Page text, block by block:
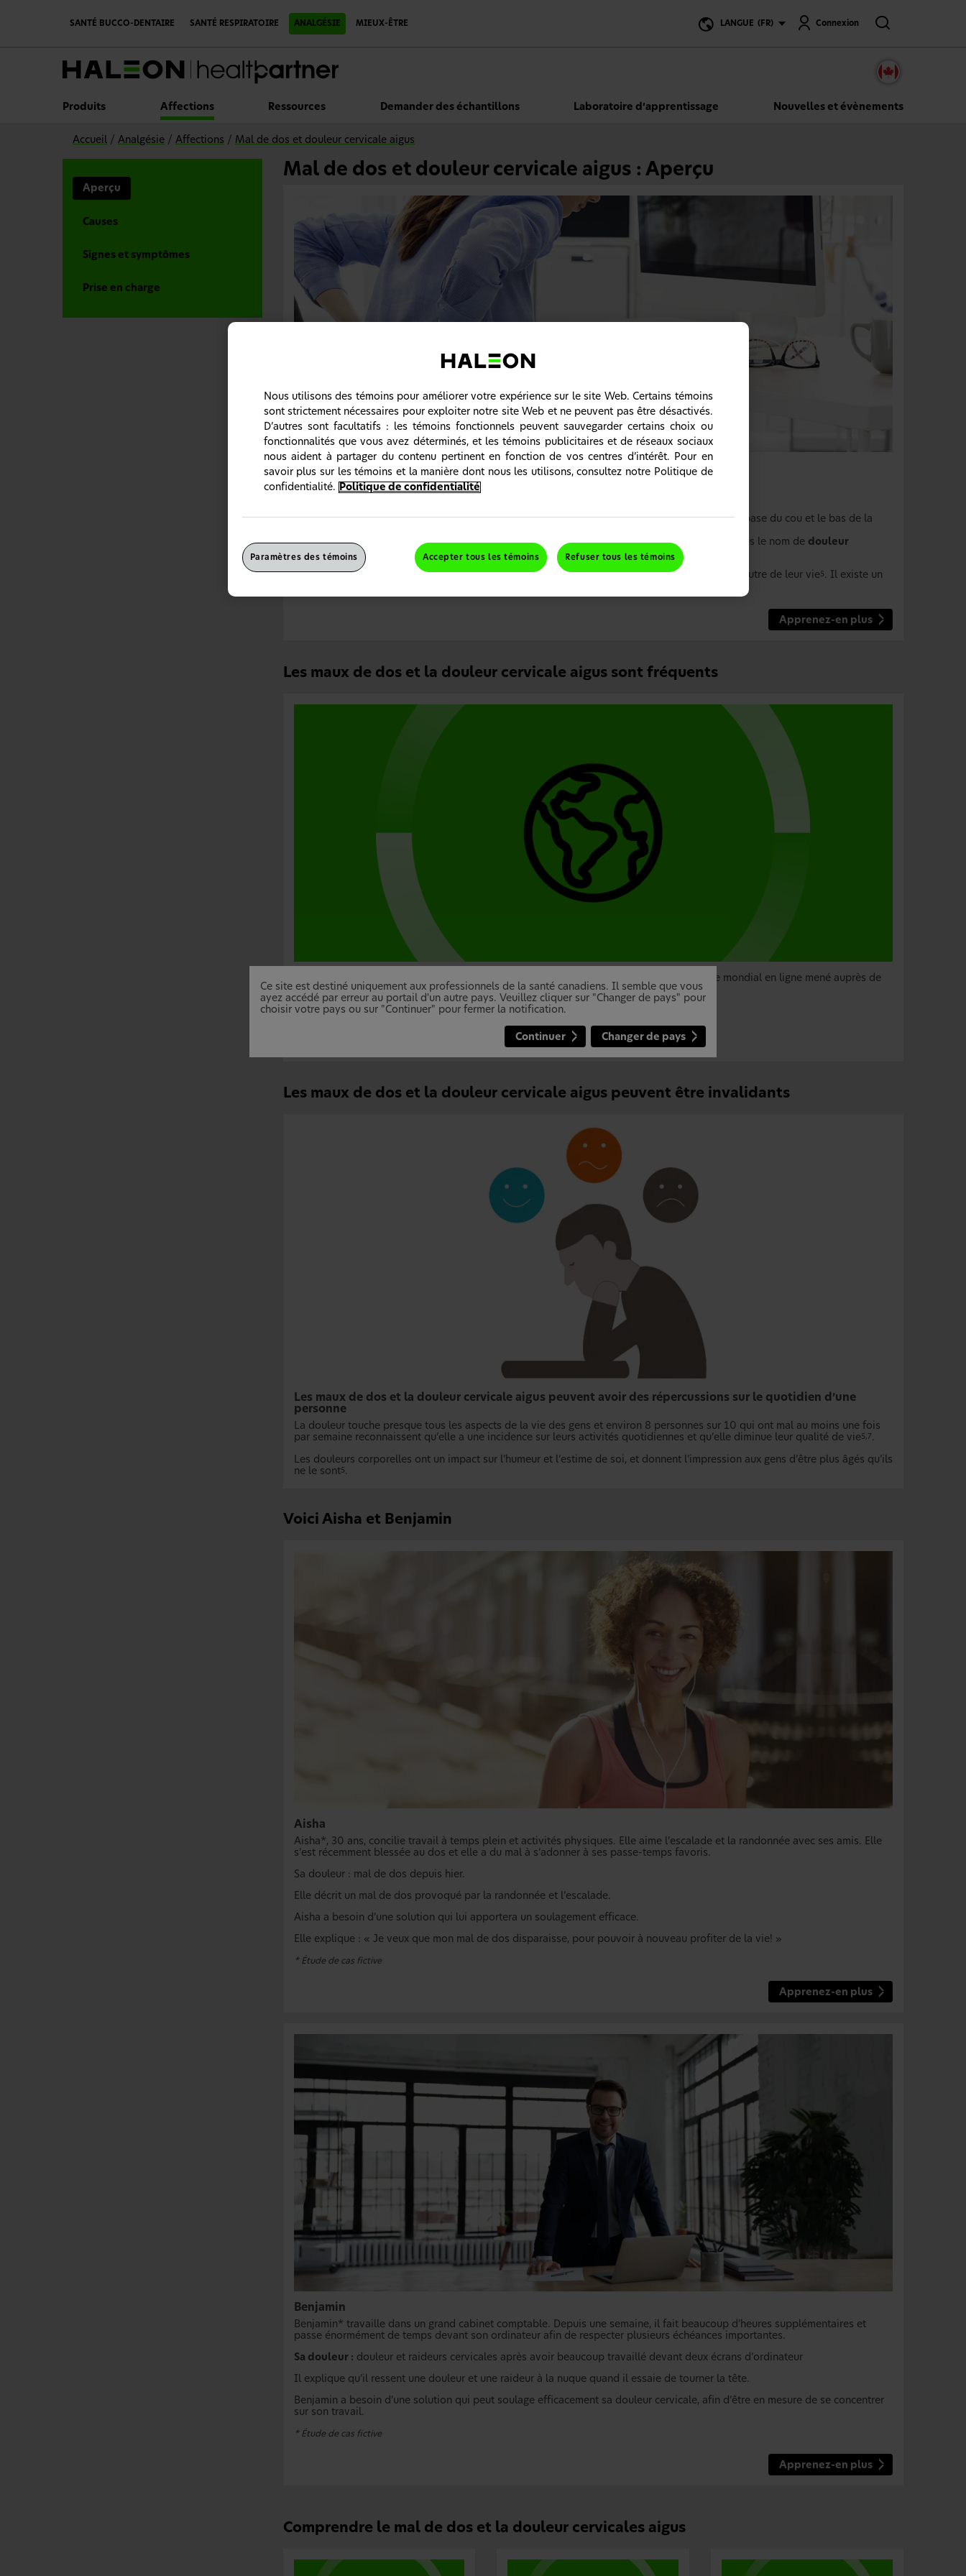
SANTÉ BUCCO-DENTAIRE SANTÉ RESPIRATOIRE ANALGÉSIE MIEUX-ÊTRE LANGUE (FR) Connexion
Recherche
Produits Affections Ressources Demander des échantillons Laboratoire d’apprentissage Nouvelles et évènements
Accueil / Analgésie / Affections / Mal de dos et douleur cervicale aigus
Aperçu
Causes
Signes et symptômes
Prise en charge
Mal de dos et douleur cervicale aigus : Aperçu
Mal de dos et douleur cervicale aigus
La douleur peut se manifester n’importe où dans le dos, jusque dans la nuque
Unedouleur dans le haut et le milieu du dosse situe dans la région comprise entre la base du cou et le bas de la
La douleur située entre le bas de la cage thoracique et le haut des jambes est connue sous le nom de douleur
lombaire
Le mal de dos et la douleur cervicale aigus touchent la plupart des gens à un moment ou à un autre de leur vie5 . Il existe un
Apprenez-en plus
Les maux de dos et la douleur cervicale aigus sont fréquents
Selon l’indice de la douleur à l’échelle mondiale (Global Pain Index) de 2018, un sondage mondial en ligne mené auprès de
plus de 24000 personnes dans 24 pays, dont le Canada7:
92 % des personnes ont déclaré souffrir de mal de dos
86 % ont déclaré souffrir de douleur cervicale
Les maux de dos et la douleur cervicale aigus peuvent être invalidants
Les maux de dos et la douleur cervicale aigus peuvent avoir des répercussions sur le quotidien d’une
personne
La douleur touche presque tous les aspects de la vie des gens et environ 8 personnes sur 10 qui ont mal au moins une fois
par semaine reconnaissent qu’elle a une incidence sur leurs activités quotidiennes et qu’elle diminue leur qualité de vie5,7 .
Les douleurs corporelles ont un impact sur l’humeur et l’estime de soi, et donnent l’impression aux gens d’être plus âgés qu’ils
ne le sont5 .
Voici Aisha et Benjamin
Aisha
Aisha*, 30 ans, concilie travail à temps plein et activités physiques. Elle aime l’escalade et la randonnée avec ses amis. Elle
s’est récemment blessée au dos et elle a du mal à s’adonner à ses passe-temps favoris.
Sa douleur : mal de dos depuis hier.
Elle décrit un mal de dos provoqué par la randonnée et l’escalade.
Aisha a besoin d’une solution qui lui apportera un soulagement efficace.
Elle explique : « Je veux que mon mal de dos disparaisse, pour pouvoir à nouveau profiter de la vie! »
* Étude de cas fictive
Apprenez-en plus
Benjamin
Benjamin* travaille dans un grand cabinet comptable. Depuis une semaine, il fait beaucoup d’heures supplémentaires et
passe énormément de temps devant son ordinateur afin de respecter plusieurs échéances importantes.
Sa douleur : douleur et raideurs cervicales après avoir beaucoup travaillé devant deux écrans d’ordinateur
Il explique qu’il ressent une douleur et une raideur à la nuque quand il essaie de tourner la tête.
Benjamin a besoin d’une solution qui peut soulage efficacement sa douleur cervicale, afin d’être en mesure de se concentrer
sur son travail.
* Étude de cas fictive
Apprenez-en plus
Comprendre le mal de dos et la douleur cervicales aigus
Ce site est destiné uniquement aux professionnels de la santé canadiens. Il semble que vous
ayez accédé par erreur au portail d'un autre pays. Veuillez cliquer sur "Changer de pays" pour
choisir votre pays ou sur "Continuer" pour fermer la notification.
Continuer Changer de pays
Nous utilisons des témoins pour améliorer votre expérience sur le site Web. Certains témoins
sont strictement nécessaires pour exploiter notre site Web et ne peuvent pas être désactivés.
D’autres sont facultatifs : les témoins fonctionnels peuvent sauvegarder certains choix ou
fonctionnalités que vous avez déterminés, et les témoins publicitaires et de réseaux sociaux
nous aident à partager du contenu pertinent en fonction de vos centres d’intérêt. Pour en
savoir plus sur les témoins et la manière dont nous les utilisons, consultez notre Politique de
confidentialité.
Politique de confidentialité
Accepter tous les témoins Refuser tous les témoins
Paramètres des témoins